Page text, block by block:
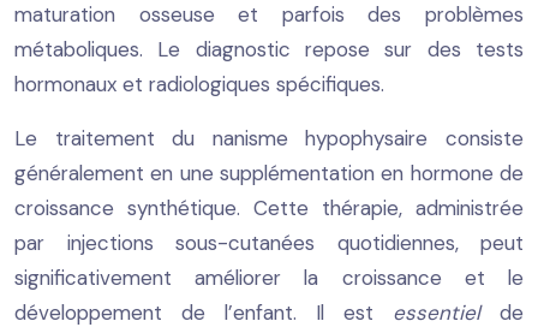
maturation osseuse et parfois des problèmes
métaboliques. Le diagnostic repose sur des tests
hormonaux et radiologiques spécifiques.
Le traitement du nanisme hypophysaire consiste
généralement en une supplémentation en hormone de
croissance synthétique. Cette thérapie, administrée
par injections sous-cutanées quotidiennes, peut
significativement améliorer la croissance et le
développement de l’enfant. Il est essentiel de